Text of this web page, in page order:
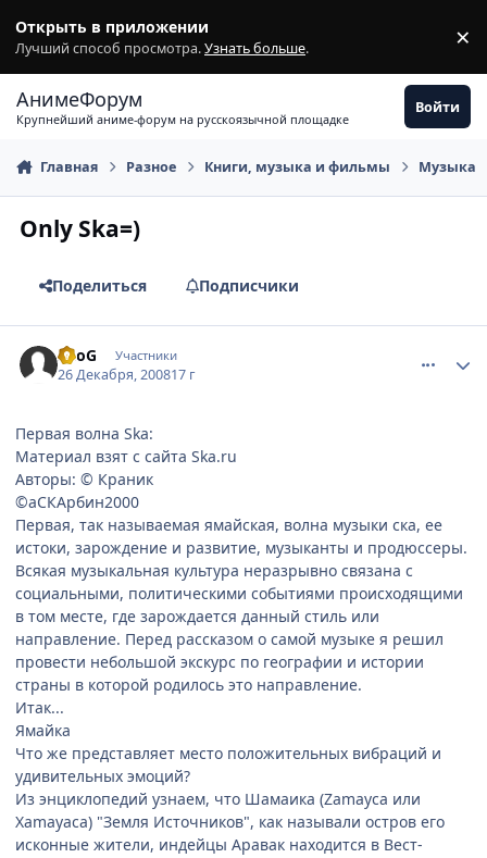
Открыть в приложении
Лучший способ просмотра.Узнать больше. ×
АнимеФорум
Крупнейший аниме-форум на русскоязычной площадке
Войти
Главная Разное Книги, музыка и фильмы Музыка
Only Ska=)
Поделиться Подписчики
ShoG Участники
26 Декабря, 200817 г
Первая волна Ska:
Материал взят с сайта Ska.ru
Авторы: © Краник
©аСКАрбин2000
Первая, так называемая ямайская, волна музыки ска, ее
истоки, зарождение и развитие, музыканты и продюссеры.
Всякая музыкальная культура неразрывно связана с
социальными, политическими событиями происходящими
в том месте, где зарождается данный стиль или
направление. Перед рассказом о самой музыке я решил
провести небольшой экскурс по географии и истории
страны в которой родилось это направление.
Итак...
Ямайка
Что же представляет место положительных вибраций и
удивительных эмоций?
Из энциклопедий узнаем, что Шамаика (Zamayca или
Xamayaca) "Земля Источников", как называли остров его
исконные жители, индейцы Аравак находится в Вест-